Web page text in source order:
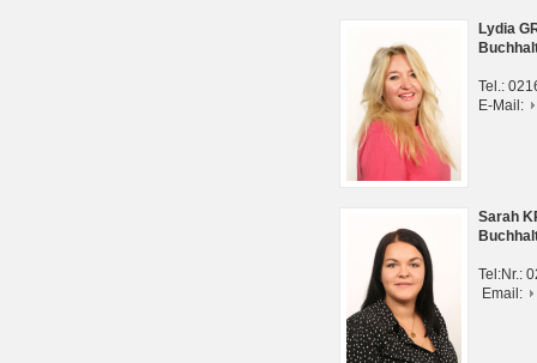
Lydia
Tel.:
E-Mail:
Sarah
Tel:Nr.:
Email: